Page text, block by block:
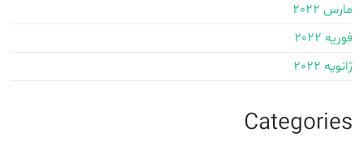
مارس 2022
فوریه 2022
ژانویه 2022
Categories